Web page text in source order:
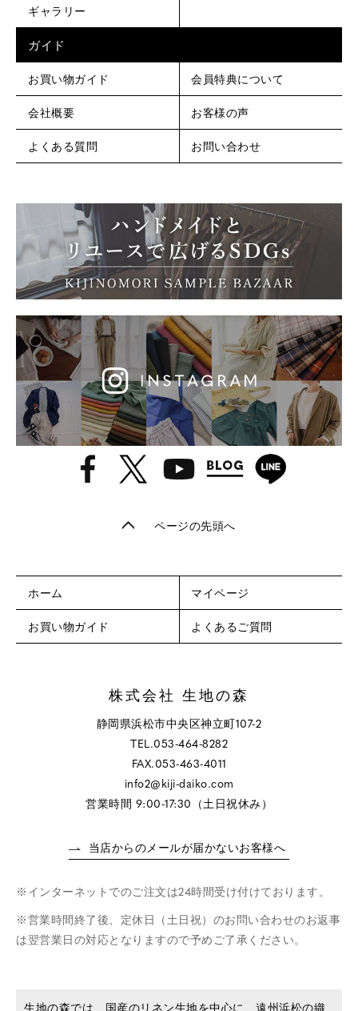
ギャラリー
ガイド
お買い物ガイド 会員特典について
会社概要 お客様の声
よくある質問 お問い合わせ
ページの先頭へ
ホーム マイページ
お買い物ガイド よくあるご質問
株式会社 生地の森
静岡県浜松市中央区神立町107-2
TEL.053-464-8282
FAX.053-463-4011
info2@kiji-daiko.com
営業時間 9:00-17:30（土日祝休み）
当店からのメールが届かないお客様へ
インターネットでのご注文は24時間受け付けております。
営業時間終了後、定休日（土日祝）のお問い合わせのお返事
は翌営業日の対応となりますので予めご了承ください。
生地の森では、国産のリネン生地を中心に、遠州浜松の織